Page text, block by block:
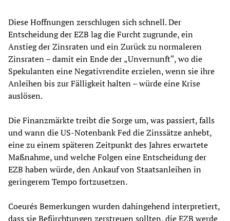
Diese Hoffnungen zerschlugen sich schnell. Der
Entscheidung der EZB lag die Furcht zugrunde, ein
Anstieg der Zinsraten und ein Zurück zu normaleren
Zinsraten – damit ein Ende der „Unvernunft“, wo die
Spekulanten eine Negativrendite erzielen, wenn sie ihre
Anleihen bis zur Fälligkeit halten – würde eine Krise
auslösen.
Die Finanzmärkte treibt die Sorge um, was passiert, falls
und wann die US-Notenbank Fed die Zinssätze anhebt,
eine zu einem späteren Zeitpunkt des Jahres erwartete
Maßnahme, und welche Folgen eine Entscheidung der
EZB haben würde, den Ankauf von Staatsanleihen in
geringerem Tempo fortzusetzen.
Coeurés Bemerkungen wurden dahingehend interpretiert,
dass sie Befürchtungen zerstreuen sollten, die EZB werde